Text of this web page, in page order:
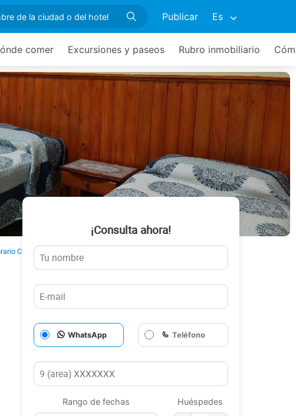
Publicar Es
comer Excursiones y paseos Rubro inmobiliario
Complejo Los Hermanos
¡Consulta ahora!
WhatsApp Teléfono
Rango de fechas Huéspedes